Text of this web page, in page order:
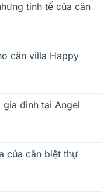
tinh tế của căn
căn villa Happy
đình tại Angel
của căn biệt thự